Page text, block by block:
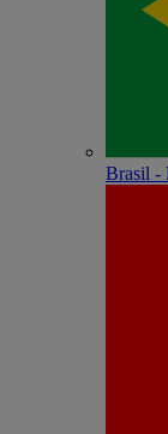
Brasil -